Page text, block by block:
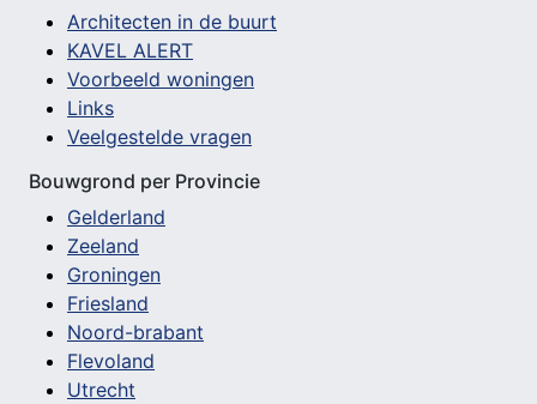
Architecten in de buurt
KAVEL ALERT
Voorbeeld woningen
Links
Veelgestelde vragen
Bouwgrond per Provincie
Gelderland
Zeeland
Groningen
Friesland
Noord-brabant
Flevoland
Utrecht